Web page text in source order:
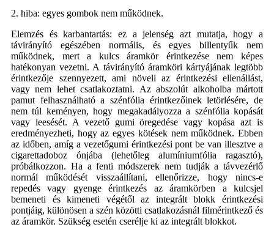
2. hiba: egyes gombok nem működnek.
Elemzés és karbantartás: ez a jelenség azt mutatja, hogy a
távirányító egészében normális, és egyes billentyűk nem
működnek, mert a kulcs áramkör érintkezése nem képes
hatékonyan vezetni. A távirányító áramköri kártyájának legtöbb
érintkezője szennyezett, ami növeli az érintkezési ellenállást,
vagy nem lehet csatlakoztatni. Az abszolút alkoholba mártott
pamut felhasználható a szénfólia érintkezőinek letörlésére, de
nem túl keményen, hogy megakadályozza a szénfólia kopását
vagy leesését. A vezető gumi öregedése vagy kopása azt is
eredményezheti, hogy az egyes kötések nem működnek. Ebben
az időben, amíg a vezetőgumi érintkezési pont be van illesztve a
cigarettadoboz ónjába (lehetőleg alumíniumfólia ragasztó),
próbálkozzon. Ha a fenti módszerek nem tudják a távvezérlő
normál működését visszaállítani, ellenőrizze, hogy nincs-e
repedés vagy gyenge érintkezés az áramkörben a kulcsjel
bemeneti és kimeneti végétől az integrált blokk érintkezési
pontjáig, különösen a szén közötti csatlakozásnál filmérintkező és
az áramkör. Szükség esetén cserélje ki az integrált blokkot.